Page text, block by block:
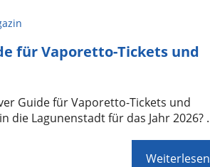
für Vaporetto-Tickets und
Guide für Vaporetto-Tickets und
die Lagunenstadt für das Jahr 2026?
Weiterlesen